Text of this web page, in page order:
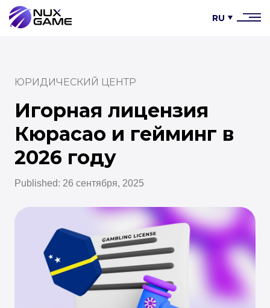
RU
Published: 26 сентября, 2025
ЮРИДИЧЕСКИЙ ЦЕНТР
Игорная лицензия
Кюрасао и гейминг в
2026 году